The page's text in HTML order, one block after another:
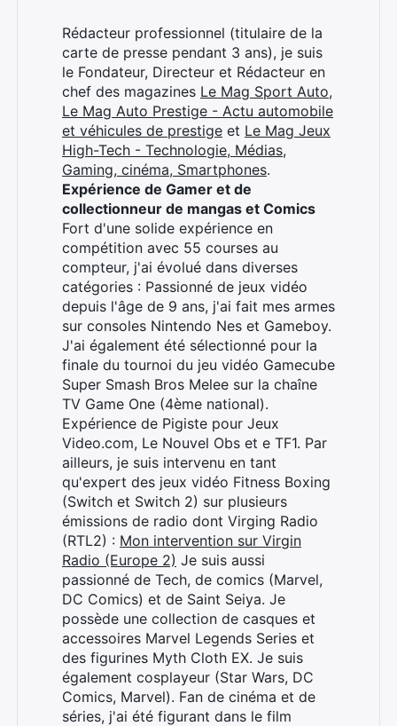
Rédacteur professionnel (titulaire de la
carte de presse pendant 3 ans), je suis
le Fondateur, Directeur et Rédacteur en
chef des magazines Le Mag Sport Auto,
Le Mag Auto Prestige - Actu automobile
et véhicules de prestige et Le Mag Jeux
High-Tech - Technologie, Médias,
Gaming, cinéma, Smartphones.
Expérience de Gamer et de
collectionneur de mangas et Comics
Fort d'une solide expérience en
compétition avec 55 courses au
compteur, j'ai évolué dans diverses
catégories : Passionné de jeux vidéo
depuis l'âge de 9 ans, j'ai fait mes armes
sur consoles Nintendo Nes et Gameboy.
J'ai également été sélectionné pour la
finale du tournoi du jeu vidéo Gamecube
Super Smash Bros Melee sur la chaîne
TV Game One (4ème national).
Expérience de Pigiste pour Jeux
Video.com, Le Nouvel Obs et e TF1. Par
ailleurs, je suis intervenu en tant
qu'expert des jeux vidéo Fitness Boxing
(Switch et Switch 2) sur plusieurs
émissions de radio dont Virging Radio
(RTL2) : Mon intervention sur Virgin
Radio (Europe 2) Je suis aussi
passionné de Tech, de comics (Marvel,
DC Comics) et de Saint Seiya. Je
possède une collection de casques et
accessoires Marvel Legends Series et
des figurines Myth Cloth EX. Je suis
également cosplayeur (Star Wars, DC
Comics, Marvel). Fan de cinéma et de
séries, j'ai été figurant dans le film
Rechercher